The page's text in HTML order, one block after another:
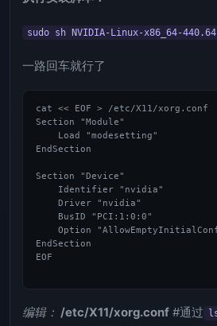
sudo sh NVIDIA-Linux-x86_64-
一路回车就行了
cat << EOF > /etc/X11/xorg.conf
Section "Module"
    Load "modesetting"
EndSection
Section "Device"
    Identifier "nvidia"
    Driver "nvidia"
    BusID "PCI:1:0:0"
Option
EndSection
EOF
编辑： /etc/X11/xorg.conf #通过